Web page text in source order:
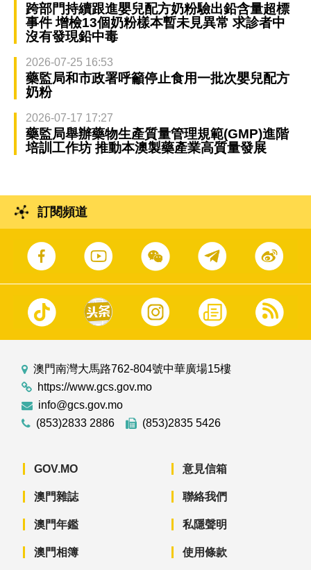
跨部門持續跟進嬰兒配方奶粉驗出鉛含量超標
事件 增檢13個奶粉樣本暫未見異常 求診者中
沒有發現鉛中毒
2026-07-25 16:53
藥監局和市政署呼籲停止食用一批次嬰兒配方
奶粉
2026-07-17 17:27
藥監局舉辦藥物生產質量管理規範(GMP)進階
培訓工作坊 推動本澳製藥產業高質量發展
訂閱頻道
澳門南灣大馬路762-804號中華廣場15樓
https://www.gcs.gov.mo
info@gcs.gov.mo
(853)2833 2886
(853)2835 5426
GOV.MO
澳門雜誌
澳門年鑑
澳門相簿
意見信箱
聯絡我們
私隱聲明
使用條款